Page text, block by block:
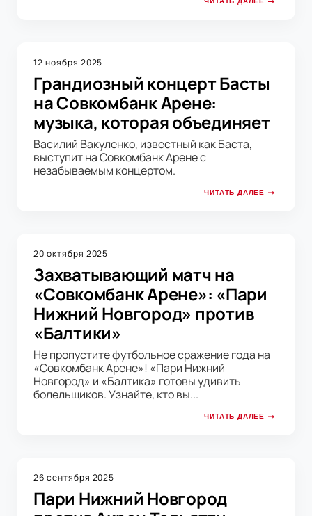
12 ноября 2025
Грандиозный концерт Басты
на Совкомбанк Арене:
музыка, которая объединяет
Василий Вакуленко, известный как Баста,
выступит на Совкомбанк Арене с
незабываемым концертом.
ЧИТАТЬ ДАЛЕЕ
20 октября 2025
Захватывающий матч на
«Совкомбанк Арене»: «Пари
Нижний Новгород» против
«Балтики»
Не пропустите футбольное сражение года на
«Совкомбанк Арене»! «Пари Нижний
Новгород» и «Балтика» готовы удивить
болельщиков. Узнайте, кто вы...
ЧИТАТЬ ДАЛЕЕ
26 сентября 2025
Пари Нижний Новгород